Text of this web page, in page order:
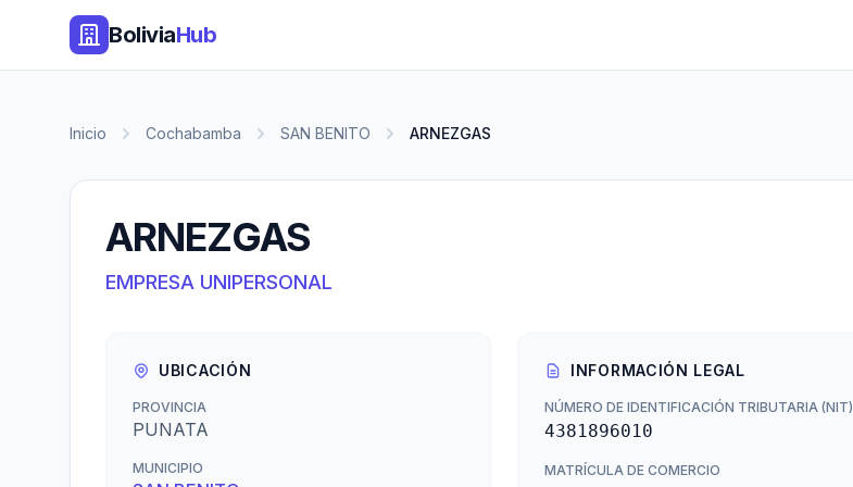
BoliviaHub
Inicio Cochabamba SAN BENITO ARNEZGAS
ARNEZGAS
EMPRESA UNIPERSONAL
UBICACIÓN
PROVINCIA
PUNATA
MUNICIPIO
INFORMACIÓN LEGAL
NÚMERO DE IDENTIFICACIÓN TRIBUTARIA (NIT)
4381896010
MATRÍCULA DE COMERCIO